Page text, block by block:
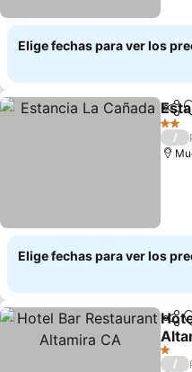
Elige fechas para ver los
2
/
Elige fechas para ver los
Ver
1
/